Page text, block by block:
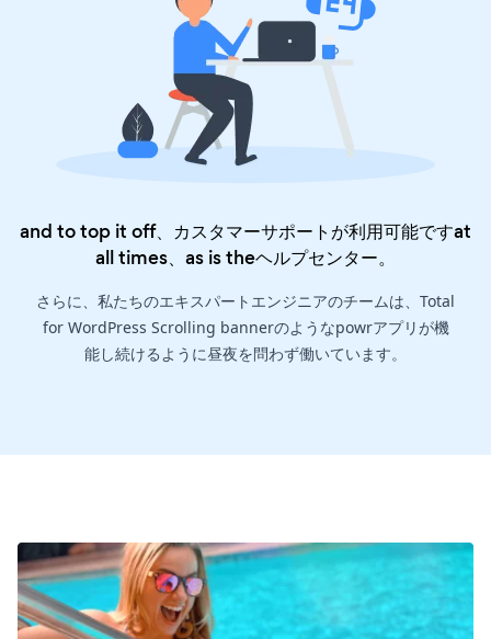
and to top it off、カスタマーサポートが利用可能ですat
all times、as is theヘルプセンター。
さらに、私たちのエキスパートエンジニアのチームは、Total
for WordPress Scrolling bannerのようなpowrアプリが機
能し続けるように昼夜を問わず働いています。